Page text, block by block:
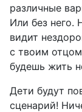
различные
Или без него.
видит
с твоим
будешь жить
Дети будут
сценарий!